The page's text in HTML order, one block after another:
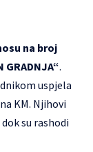
na broj
.
uspjela
KM. Njihovi
su rashodi